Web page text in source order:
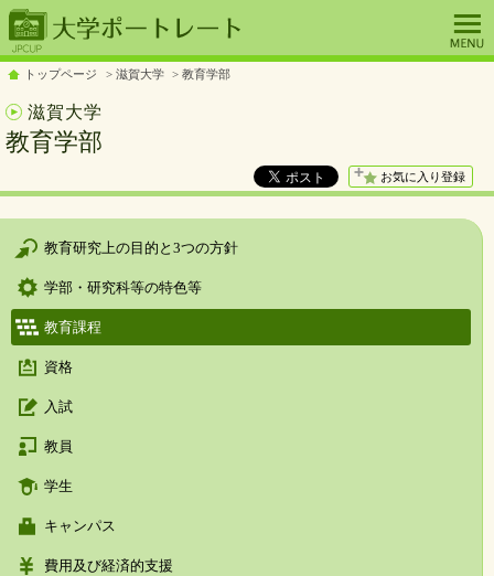
トップページ 滋賀大学 教育学部
滋賀大学
教育学部
お気に入り登録
教育研究上の目的と3つの方針
学部・研究科等の特色等
教育課程
資格
入試
教員
学生
キャンパス
費用及び経済的支援